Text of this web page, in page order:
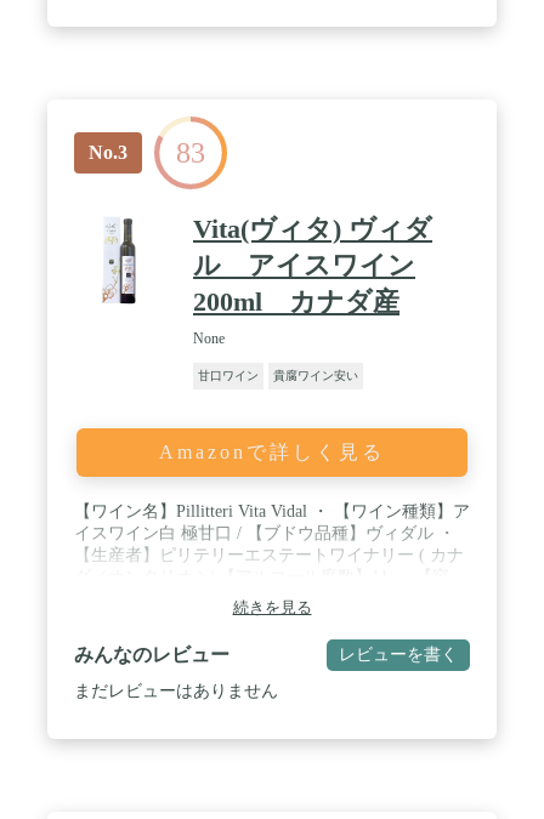
No.3 83
Vita(ヴィタ) ヴィダ
ル アイスワイン
200ml カナダ産
None
甘口ワイン 貴腐ワイン安い
Amazonで詳しく見る
【ワイン名】Pillitteri Vita Vidal ・ 【ワイン種類】ア
イスワイン白 極甘口 / 【ブドウ品種】ヴィダル ・
【生産者】ピリテリーエステートワイナリー ( カナ
量】200ml / 【商品説明】濃厚な甘さと、桃やハチ
ミツのような香りが特徴的なアイスワイン♪ このア
イスワインは『日本の人にアイスワインを飲んでも
らいたい…。』という、ワイナリーの強い想いから
作られたブランドです。 氷点下で収穫された葡萄で
続きを見る
みんなのレビュー レビューを書く
まだレビューはありません